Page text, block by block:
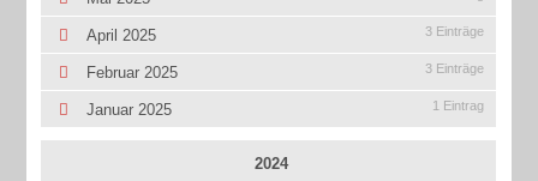
April 2025 3 Einträge
Februar 2025 3 Einträge
Januar 2025 1 Eintrag
2024